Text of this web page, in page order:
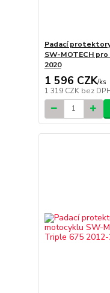
Padací
SW-MOTECH
2020
1 596 CZK/ks
1 319 CZK bez